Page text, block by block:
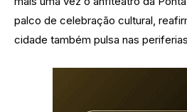
palco de celebração cultural,
cidade também pulsa nas